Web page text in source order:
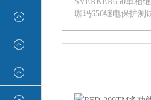
珈玛650继电保护测